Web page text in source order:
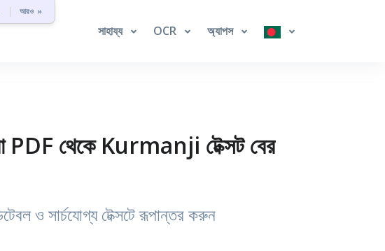
আরও »
সাহায্য OCR অ্যাপস
থেকে Kurmanji টেক্সট বের
ও সার্চযোগ্য টেক্সটে রূপান্তর করুন